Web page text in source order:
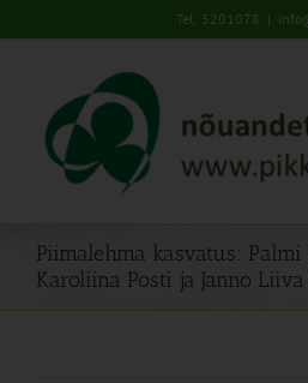
to
Tel: 5201078 |
Piimalehma kasvatus:
Karoliina Posti ja Janno